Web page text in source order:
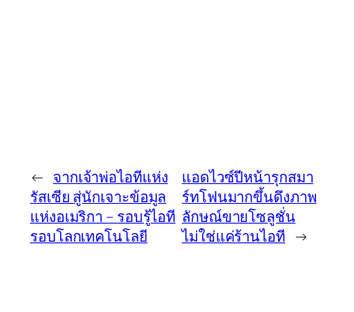
← จากเจ้าพ่อไอทีแห่ง
รัสเซีย สู่นักเจาะข้อมูล
แห่งอเมริกา – รอบรู้ไอที
รอบโลกเทคโนโลยี
แอดไวซ์ปีหน้ารุกสมา
ร์ทโฟนมากขึ้นดึงภาพ
ลักษณ์ขายโซลูชั่น
ไม่ใช่แค่ร้านไอที →